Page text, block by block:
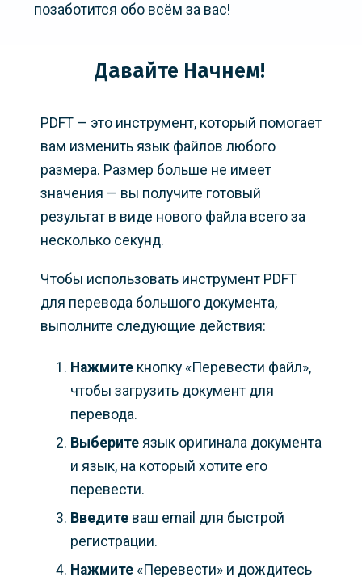
позаботится обо всём за вас!
Давайте Начнем!
PDFT — это инструмент, который помогает
вам изменить язык файлов любого
размера. Размер больше не имеет
значения — вы получите готовый
результат в виде нового файла всего за
несколько секунд.
Чтобы использовать инструмент PDFT
для перевода большого документа,
выполните следующие действия:
Нажмите кнопку «Перевести файл»,
чтобы загрузить документ для
перевода.
Выберите язык оригинала документа
и язык, на который хотите его
перевести.
Введите ваш email для быстрой
регистрации.
Нажмите «Перевести» и дождитесь